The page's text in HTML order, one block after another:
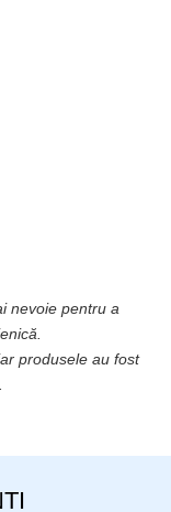
nevoie pentru a
produsele au fost